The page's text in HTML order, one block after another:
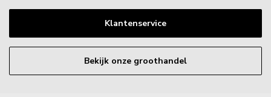
Klantenservice
Bekijk onze groothandel